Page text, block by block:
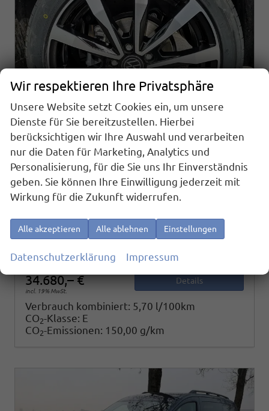
Volkswagen Caddy Maxi
Basis 2.0TDI Sport Edition ACC Kam GV5 App AHK Reling
sofort lieferbar Fahrzeug mit Tageszulassung
KraftstoffDiesel Außenfarbe
Starlightblau Metallic
Leistung75 kW (102 PS) Kilometerstand10 km
01.04.2026
34.680,– €
incl. 19% MwSt.
Details
Verbrauch kombiniert: 5,70 l/100km
CO2-Klasse: E
CO2-Emissionen: 150,00 g/km
Wir respektieren Ihre Privatsphäre
Unsere Website setzt Cookies ein, um unsere
Dienste für Sie bereitzustellen. Hierbei
berücksichtigen wir Ihre Auswahl und verarbeiten
nur die Daten für Marketing, Analytics und
Personalisierung, für die Sie uns Ihr Einverständnis
geben. Sie können Ihre Einwilligung jederzeit mit
Wirkung für die Zukunft widerrufen.
Alle akzeptieren Alle ablehnen Einstellungen
Datenschutzerklärung Impressum